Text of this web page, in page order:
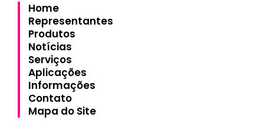
Home
Representantes
Produtos
Notícias
Serviços
Aplicações
Informações
Contato
Mapa do Site